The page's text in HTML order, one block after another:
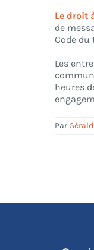
Le droit
de
Code du
Les
heures
Par